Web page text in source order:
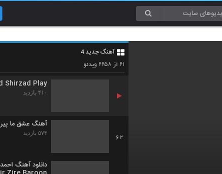
آهنگ جدید 4
۶۱از ۶۶۵۸ویدئو
60
آهنگ مهدی
Shirzad Play
۴۱۰ بازدید
62
آهنگ عشق ما
۵۷۴ بازدید